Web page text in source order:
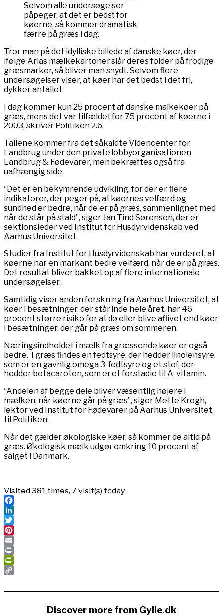
Selvom alle undersøgelser
påpeger, at det er bedst for
køerne, så kommer dramatisk
færre på græs i dag.
Tror man på det idylliske billede af danske køer, der
ifølge Arlas mælkekartoner slår deres folder på frodige
græsmarker, så bliver man snydt. Selvom flere
undersøgelser viser, at køer har det bedst i det fri,
dykker antallet.
I dag kommer kun 25 procent af danske malkekøer på
græs, mens det var tilfældet for 75 procent af køerne i
2003, skriver Politiken 2.6.
Tallene kommer fra det såkaldte Videncenter for
Landbrug under den private lobbyorganisationen
Landbrug & Fødevarer, men bekræftes også fra
uafhængig side.
“Det er en bekymrende udvikling, for der er flere
indikatorer, der peger på, at køernes velfærd og
sundhed er bedre, når de er på græs, sammenlignet med
når de står på stald”, siger Jan Tind Sørensen, der er
sektionsleder ved Institut for Husdyrvidenskab ved
Aarhus Universitet.
Studier fra Institut for Husdyrvidenskab har vurderet, at
køerne har en markant bedre velfærd, når de er på græs.
Det resultat bliver bakket op af flere internationale
undersøgelser.
Samtidig viser anden forskning fra Aarhus Universitet, at
køer i besætninger, der står inde hele året, har 46
procent større risiko for at dø eller blive aflivet end køer
i besætninger, der går på græs om sommeren.
Næringsindholdet i mælk fra græssende køer er også
bedre. I græs findes en fedtsyre, der hedder linolensyre,
som er en gavnlig omega 3-fedtsyre og et stof, der
hedder betacaroten, som er et forstadie til A-vitamin.
“Andelen af begge dele bliver væsentlig højere i
mælken, når køerne går på græs”, siger Mette Krogh,
lektor ved Institut for Fødevarer på Aarhus Universitet,
til Politiken.
Når det gælder økologiske køer, så kommer de altid på
græs. Økologisk mælk udgør omkring 10 procent af
salget i Danmark.
Visited 381 times, 7 visit(s) today
Facebook
LinkedIn
Twitter
Pinterest
Email
Print
PrintFriendly
Link
Discover more from Gylle.dk